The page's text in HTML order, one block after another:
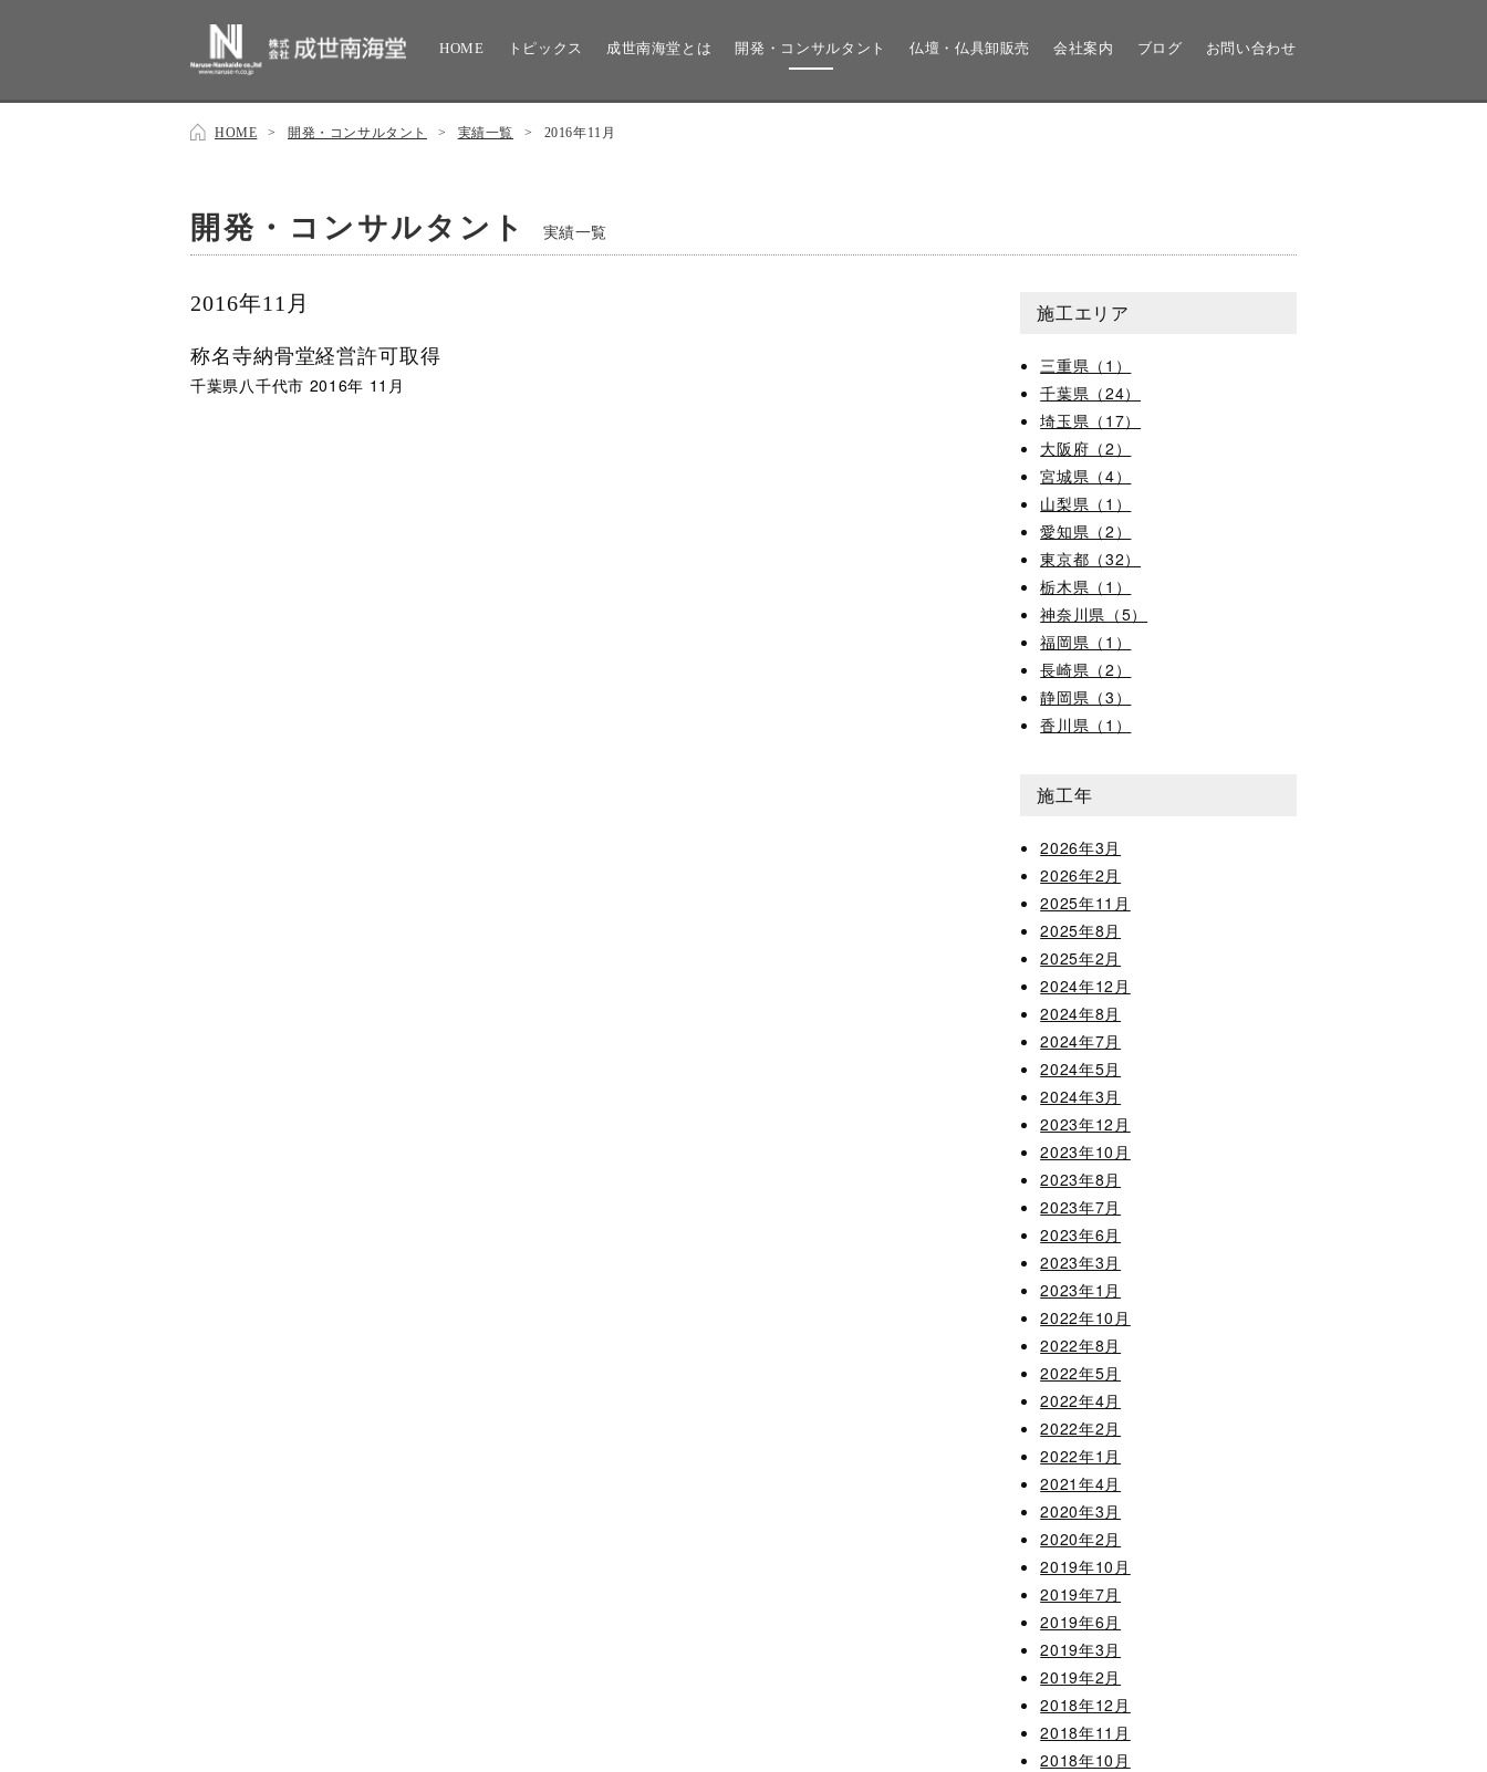
HOME トピックス 成世南海堂とは 開発・コンサルタント 仏壇・仏具卸販売 会社案内 ブログ お問い合わせ
HOME > 開発・コンサルタント > 実績一覧 > 2016年11月
開発・コンサルタント 実績一覧
2016年11月
称名寺納骨堂経営許可取得
千葉県八千代市 2016年 11月
施工エリア
三重県（1）
千葉県（24）
埼玉県（17）
大阪府（2）
宮城県（4）
山梨県（1）
愛知県（2）
東京都（32）
栃木県（1）
神奈川県（5）
福岡県（1）
長崎県（2）
静岡県（3）
香川県（1）
施工年
2026年3月
2026年2月
2025年11月
2025年8月
2025年2月
2024年12月
2024年8月
2024年7月
2024年5月
2024年3月
2023年12月
2023年10月
2023年8月
2023年7月
2023年6月
2023年3月
2023年1月
2022年10月
2022年8月
2022年5月
2022年4月
2022年2月
2022年1月
2021年4月
2020年3月
2020年2月
2019年10月
2019年7月
2019年6月
2019年3月
2019年2月
2018年12月
2018年11月
2018年10月